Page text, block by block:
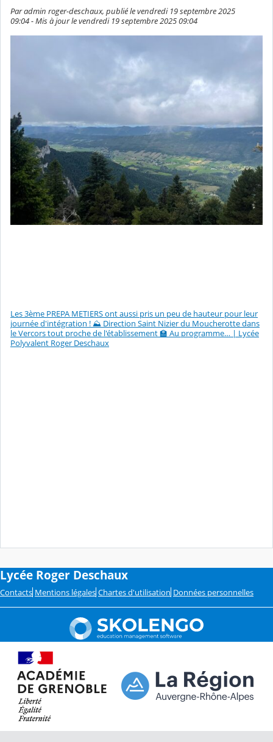
Par admin roger-deschaux, publié le vendredi 19 septembre 2025
09:04 - Mis à jour le vendredi 19 septembre 2025 09:04
Les 3ème PREPA METIERS ont aussi pris un peu de hauteur pour leur
journée d'intégration ! ⛰️ Direction Saint Nizier du Moucherotte dans
le Vercors tout proche de l'établissement 🏫 Au programme… | Lycée
Polyvalent Roger Deschaux
Lycée Roger Deschaux
Contacts Mentions légales Chartes d'utilisation Données personnelles